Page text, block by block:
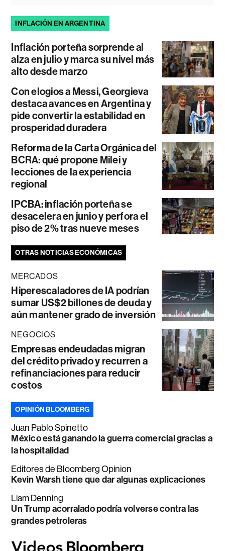
INFLACIÓN EN ARGENTINA
Inflación porteña sorprende al
alza en julio y marca su nivel más
alto desde marzo
Con elogios a Messi, Georgieva
destaca avances en Argentina y
pide convertir la estabilidad en
prosperidad duradera
Reforma de la Carta Orgánica del
BCRA: qué propone Milei y
lecciones de la experiencia
regional
IPCBA: inflación porteña se
desacelera en junio y perfora el
piso de 2% tras nueve meses
OTRAS NOTICIAS ECONÓMICAS
MERCADOS
Hiperescaladores de IA podrían
sumar US$2 billones de deuda y
aún mantener grado de inversión
NEGOCIOS
Empresas endeudadas migran
del crédito privado y recurren a
refinanciaciones para reducir
costos
OPINIÓN BLOOMBERG
Juan Pablo Spinetto
México está ganando la guerra comercial gracias a
la hospitalidad
Editores de Bloomberg Opinion
Kevin Warsh tiene que dar algunas explicaciones
Liam Denning
Un Trump acorralado podría volverse contra las
grandes petroleras